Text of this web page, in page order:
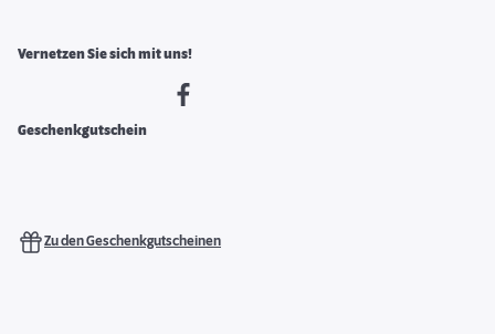
Vernetzen Sie sich mit uns!
Geschenkgutschein
Zu den Geschenkgutscheinen